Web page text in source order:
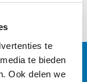
te
te bieden
Ook delen we